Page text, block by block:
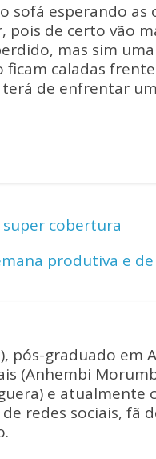
sofá esperando as
pois de certo vão
mas sim
caladas
de enfrentar
super cobertura
produtiva e
pós-graduado em
(Anhembi
e atualmente
redes sociais, fã